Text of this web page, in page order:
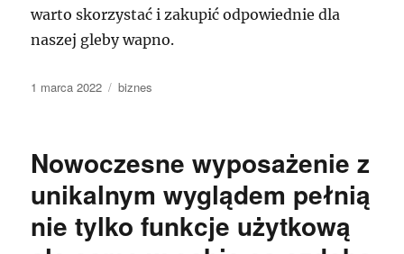
warto skorzystać i zakupić odpowiednie dla
naszej gleby wapno.
Data
1 marca 2022 Kategorie
biznes
Nowoczesne wyposażenie z
unikalnym wyglądem pełnią
nie tylko funkcje użytkową